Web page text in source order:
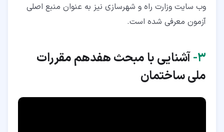
وب سایت وزارت راه و شهرسازی نیز به عنوان منبع اصلی
آزمون معرفی شده است.
۳‏- آشنایی با مبحث هفدهم مقررات
ملی ساختمان